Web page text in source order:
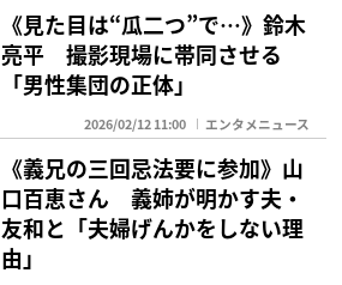
《見た目は“瓜二つ”で…》鈴木
亮平 撮影現場に帯同させる
「男性集団の正体」
2026/02/12 11:00 エンタメニュース
《義兄の三回忌法要に参加》山
口百恵さん 義姉が明かす夫・
友和と「夫婦げんかをしない理
由」